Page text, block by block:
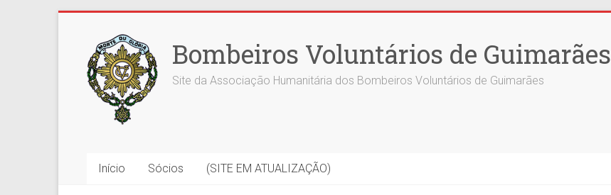
content
Bombeiros Voluntários de Guimarães
Site da Associação Humanitária dos Bombeiros Voluntários de Guimarães
Início Sócios (SITE EM ATUALIZAÇÃO)